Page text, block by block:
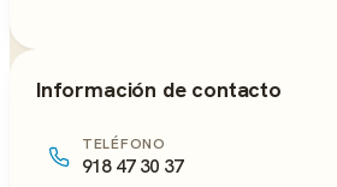
Información de contacto
TELÉFONO
918 47 30 37